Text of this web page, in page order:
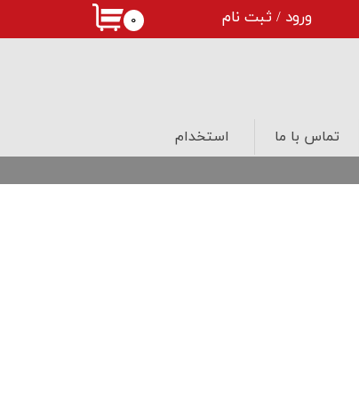
درب های لابی
تماس با ما استخدام
ورود / ثبت نام
خروج از حساب کاربری
۰